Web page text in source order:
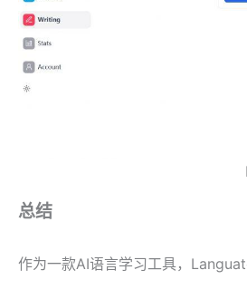
总结
作为一款AI语言学习工具，